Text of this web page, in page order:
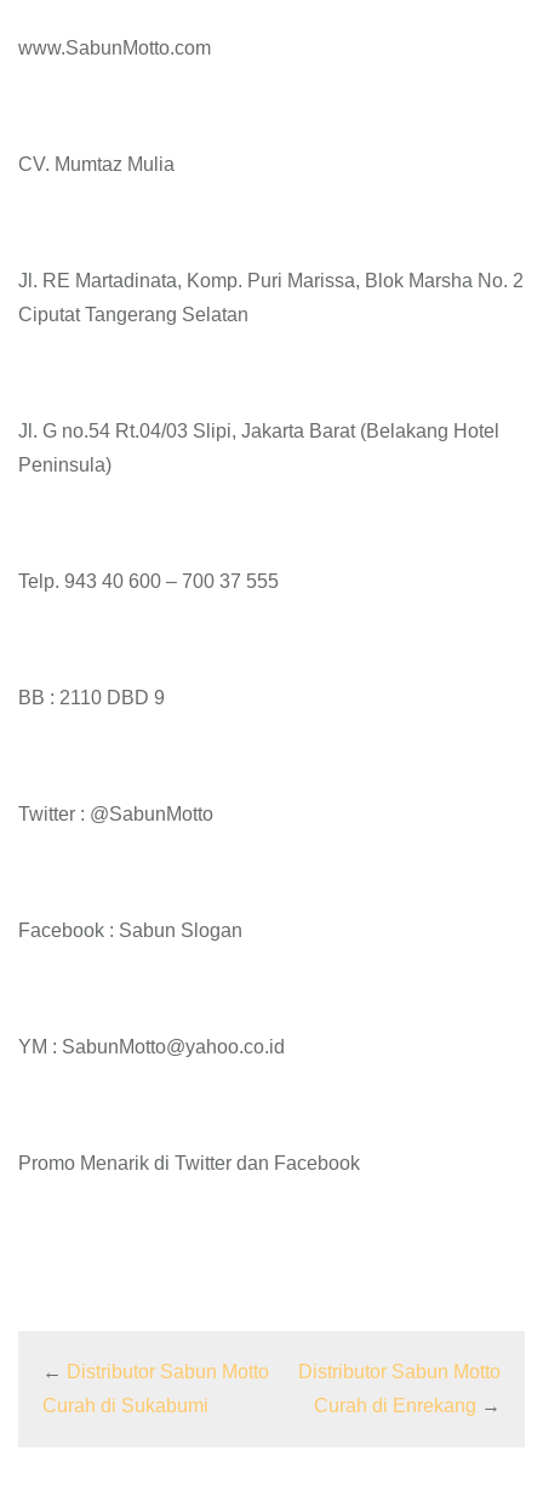
www.SabunMotto.com
CV. Mumtaz Mulia
Jl. RE Martadinata, Komp. Puri Marissa, Blok Marsha No. 2
Ciputat Tangerang Selatan
Jl. G no.54 Rt.04/03 Slipi, Jakarta Barat (Belakang Hotel
Peninsula)
Telp. 943 40 600 – 700 37 555
BB : 2110 DBD 9
Twitter : @SabunMotto
Facebook : Sabun Slogan
YM : SabunMotto@yahoo.co.id
Promo Menarik di Twitter dan Facebook
← Distributor Sabun Motto
Curah di Sukabumi
Distributor Sabun Motto
Curah di Enrekang →